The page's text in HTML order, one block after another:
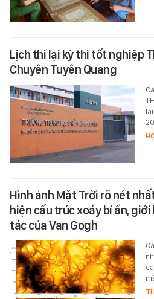
Lịch thi lại kỳ thi tốt nghiệp
Chuyên Tuyên Quang
Hình ảnh Mặt Trời rõ nét
hiện cấu trúc xoáy bí ẩn,
tác của Van Gogh